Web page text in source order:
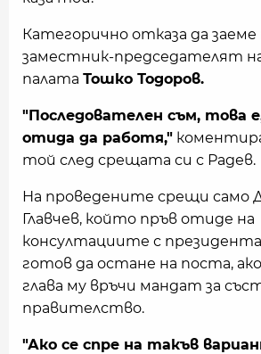
Категорично отказа да
заместник-председателят
палата Тошко Тодоров.
"Последователен съм, това
отида да работя,"
той след срещата си с Радев.
На проведените срещи само
Главчев, който пръв отиде на
консултациите с
готов да остане на поста,
глава му връчи мандат за
правителство.
"Ако се спре на такъв